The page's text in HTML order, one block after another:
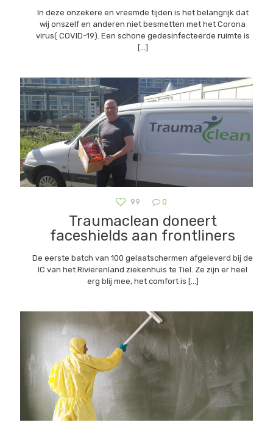
In deze onzekere en vreemde tijden is het belangrijk dat
wij onszelf en anderen niet besmetten met het Corona
virus( COVID-19). Een schone gedesinfecteerde ruimte is
[…]
99 0
Traumaclean doneert
faceshields aan frontliners
De eerste batch van 100 gelaatschermen afgeleverd bij de
IC van het Rivierenland ziekenhuis te Tiel. Ze zijn er heel
erg blij mee, het comfort is […]